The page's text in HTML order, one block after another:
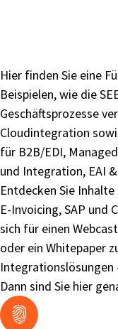
Hier finden Sie eine
Beispielen, wie die
Geschäftsprozesse
Cloudintegration
für B2B/EDI,
und Integration, EAI
Entdecken Sie
E-Invoicing, SAP und
sich für einen
oder ein Whitepaper
Integrationslösungen
Dann sind Sie hier